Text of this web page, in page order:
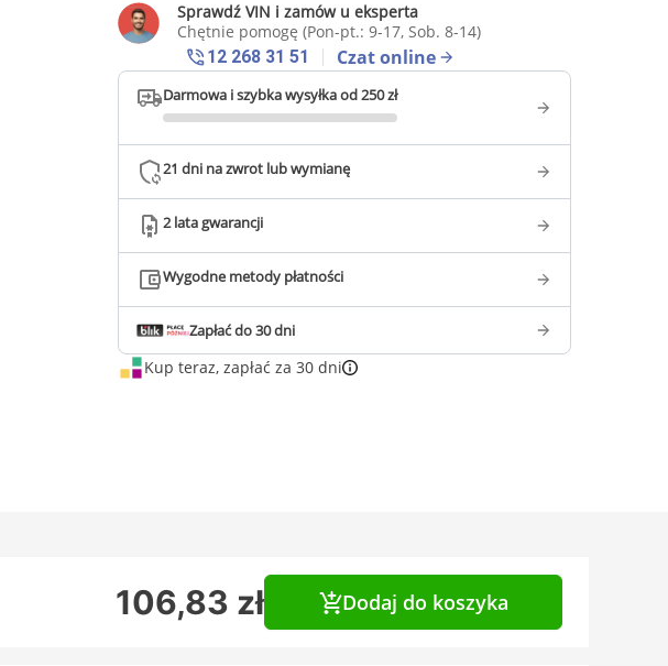
Sprawdź VIN i zamów u eksperta
Chętnie pomogę (Pon-pt.: 9-17, Sob. 8-14)
12 268 31 51
Czat online
Darmowa i szybka wysyłka od 250 zł
21 dni na zwrot lub wymianę
2 lata gwarancji
Wygodne metody płatności
Zapłać do 30 dni
Kup teraz, zapłać za 30 dni
106,83 zł Dodaj do koszyka